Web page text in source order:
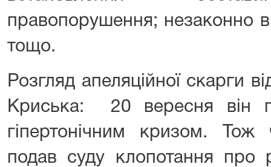
правопорушення; незаконно
тощо.
Розгляд апеляційної скарги
Криська: 20 вересня він
гіпертонічним кризом. Тож
подав суду клопотання про